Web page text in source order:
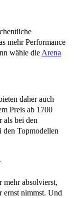
mehr Performance
wähle die Arena
daher auch
Preis ab 1700
als bei den
den Topmodellen
mehr absolvierst,
ernst nimmst. Und